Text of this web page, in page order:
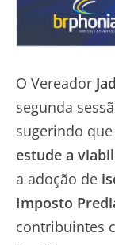
O Vereador
segunda
sugerindo
estude a
a adoção de
Imposto
contribuintes